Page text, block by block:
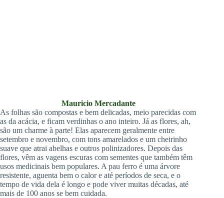
Mauricio Mercadante
As folhas são compostas e bem delicadas, meio parecidas com
as da acácia, e ficam verdinhas o ano inteiro. Já as flores, ah,
são um charme à parte! Elas aparecem geralmente entre
setembro e novembro, com tons amarelados e um cheirinho
suave que atrai abelhas e outros polinizadores. Depois das
flores, vêm as vagens escuras com sementes que também têm
usos medicinais bem populares. A pau ferro é uma árvore
resistente, aguenta bem o calor e até períodos de seca, e o
tempo de vida dela é longo e pode viver muitas décadas, até
mais de 100 anos se bem cuidada.